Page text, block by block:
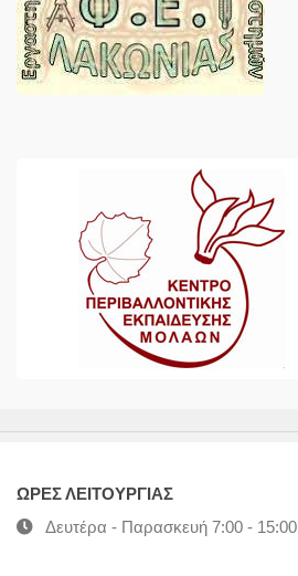
ΩΡΕΣ ΛΕΙΤΟΥΡΓΙΑΣ
Δευτέρα - Παρασκευή 7:00 - 15:00